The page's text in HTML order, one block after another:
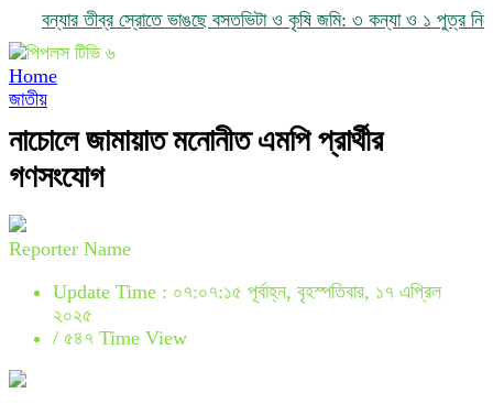
বন্যার তীব্র স্রোতে ভাঙছে বসতভিটা ও কৃষি জমি: ৩ কন্যা ও ১ পুত্র নিয়ে
Home
জাতীয়
নাচোলে জামায়াত মনোনীত এমপি প্রার্থীর
গণসংযোগ
Reporter Name
Update Time : ০৭:০৭:১৫ পূর্বাহ্ন, বৃহস্পতিবার, ১৭ এপ্রিল
২০২৫
/ ৫৪৭ Time View